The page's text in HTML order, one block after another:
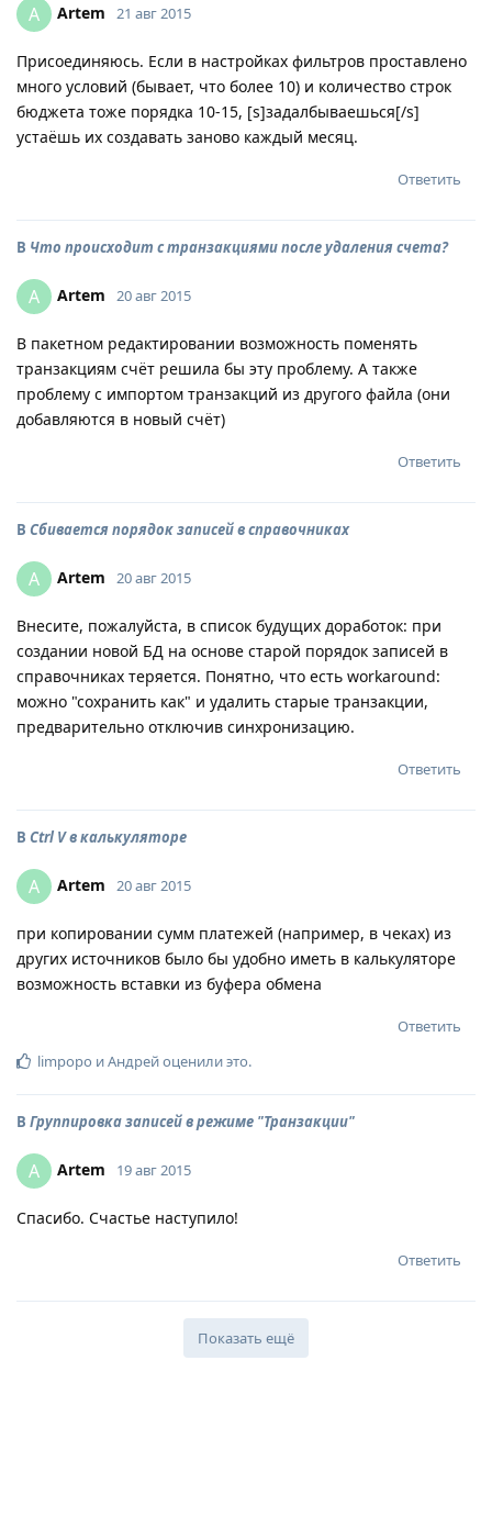
A Artem 21 авг 2015
Присоединяюсь. Если в настройках фильтров проставлено
много условий (бывает, что более 10) и количество строк
бюджета тоже порядка 10-15, [s]задалбываешься[/s]
устаёшь их создавать заново каждый месяц.
Ответить
В Что происходит с транзакциями после удаления счета?
A Artem 20 авг 2015
В пакетном редактировании возможность поменять
транзакциям счёт решила бы эту проблему. А также
проблему с импортом транзакций из другого файла (они
добавляются в новый счёт)
Ответить
В Сбивается порядок записей в справочниках
A Artem 20 авг 2015
Внесите, пожалуйста, в список будущих доработок: при
создании новой БД на основе старой порядок записей в
справочниках теряется. Понятно, что есть workaround:
можно "сохранить как" и удалить старые транзакции,
предварительно отключив синхронизацию.
Ответить
В Ctrl V в калькуляторе
A Artem 20 авг 2015
при копировании сумм платежей (например, в чеках) из
других источников было бы удобно иметь в калькуляторе
возможность вставки из буфера обмена
Ответить
limpopo иАндрейоценили это.
В Группировка записей в режиме "Транзакции"
A Artem 19 авг 2015
Спасибо. Счастье наступило!
Ответить
Показать ещё